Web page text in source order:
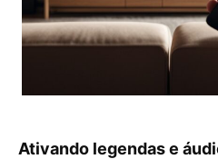
Ativando legendas e